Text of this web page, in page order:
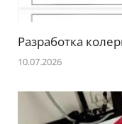
Разработка
10.07.2026